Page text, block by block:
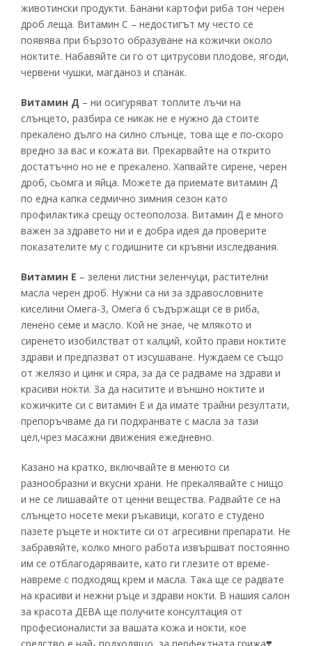
животински продукти. Банани картофи риба тон черен
дроб леща. Витамин C – недостигът му често се
появява при бързото образуване на кожички около
ноктите. Набавяйте си го от цитрусови плодове, ягоди,
червени чушки, магданоз и спанак.
Витамин Д – ни осигуряват топлите лъчи на
слънцето, разбира се никак не е нужно да стоите
прекалено дълго на силно слънце, това ще е по-скоро
вредно за вас и кожата ви. Прекарвайте на открито
достатъчно но не е прекалено. Хапвайте сирене, черен
дроб, сьомга и яйца. Можете да приемате витамин Д
по една капка седмично зимния сезон като
профилактика срещу остеополоза. Витамин Д е много
важен за здравето ни и е добра идея да проверите
показателите му с годишните си кръвни изследвания.
Витамин Е – зелени листни зеленчуци, растителни
масла черен дроб. Нужни са ни за здравословните
киселини Oмега-3, Омега 6 съдържащи се в риба,
ленено семе и масло. Кой не знае, че млякото и
сиренето изобилстват от калций, който прави ноктите
здрави и предпазват от изсушаване. Нуждаем се също
от желязо и цинк и сяра, за да се радваме на здрави и
красиви нокти. За да наситите и външно ноктите и
кожичките си с витамин Е и да имате трайни резултати,
препоръчваме да ги подхранвате с масла за тази
цел,чрез масажни движения ежедневно.
Казано на кратко, включвайте в менюто си
разнообразни и вкусни храни. Не прекалявайте с нищо
и не се лишавайте от ценни вещества. Радвайте се на
слънцето носете меки ръкавици, когато е студено
пазете ръцете и ноктите си от агресивни препарати. Не
забравяйте, колко много работа извършват постоянно
им се отблагодаряваите, като ги глезите от време-
навреме с подходящ крем и масла. Така ще се радвате
на красиви и нежни ръце и здрави нокти. В нашия салон
за красота ДЕВА ще получите консултация от
професионалисти за вашата кожа и нокти, кое
средство е най- подходящо, за перфектната грижа❣️